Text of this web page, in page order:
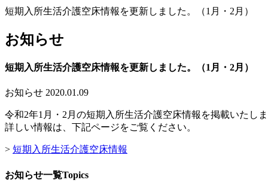
短期入所生活介護空床情報を更新しました。（1月・2月）
お知らせ
短期入所生活介護空床情報を更新しました。（1月・2月）
お知らせ 2020.01.09
令和2年1月・2月の短期入所生活介護空床情報を掲載いたし
詳しい情報は、下記ページをご覧ください。
> 短期入所生活介護空床情報
お知らせ一覧Topics